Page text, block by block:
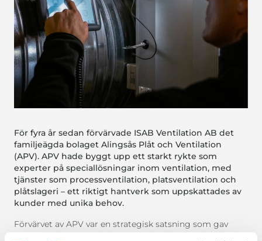
För fyra år sedan förvärvade ISAB Ventilation AB det
familjeägda bolaget Alingsås Plåt och Ventilation
(APV). APV hade byggt upp ett starkt rykte som
experter på speciallösningar inom ventilation, med
tjänster som processventilation, platsventilation och
plåtslageri – ett riktigt hantverk som uppskattades av
kunder med unika behov.
Förvärvet av APV var en strategisk satsning som gav